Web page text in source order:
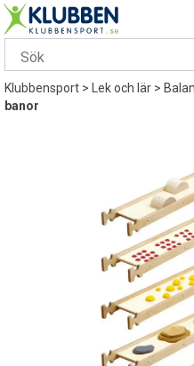
Klubbensport> Lek och lär>
banor